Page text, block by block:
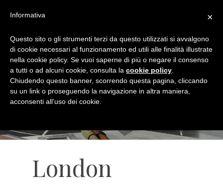
London
×
Informativa
Questo sito o gli strumenti terzi da questo utilizzati si avvalgono
di cookie necessari al funzionamento ed utili alle finalità illustrate
nella cookie policy. Se vuoi saperne di più o negare il consenso
a tutti o ad alcuni cookie, consulta la cookie policy
Chiudendo questo banner, scorrendo questa pagina, cliccando
su un link o proseguendo la navigazione in altra maniera,
acconsenti all’uso dei cookie.